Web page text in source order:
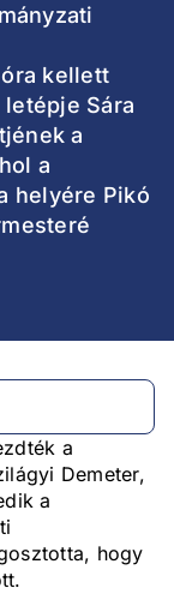
kellett
Sára
a
a
helyére Pikó
a
Demeter,
a
hogy